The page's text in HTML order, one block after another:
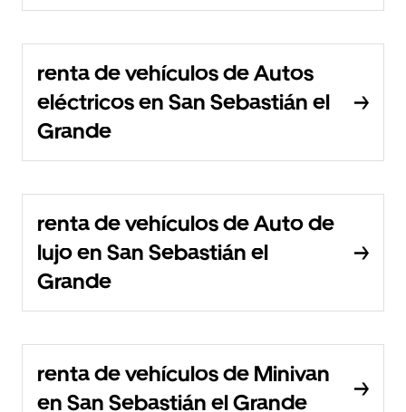
renta de vehículos de Autos
eléctricos en San Sebastián el
Grande
renta de vehículos de Auto de
lujo en San Sebastián el
Grande
renta de vehículos de Minivan
en San Sebastián el Grande